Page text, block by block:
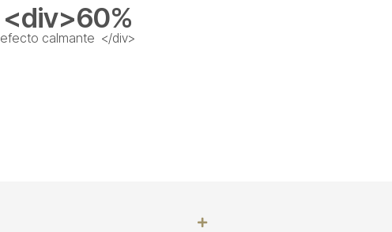
<div>60%
efecto calmante </div>